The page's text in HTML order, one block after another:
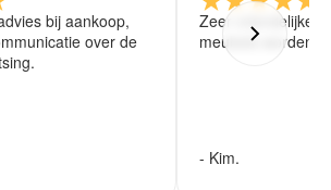
bij aankoop,
over de
Zeer vriendelijke
meubels worden
- Kim.